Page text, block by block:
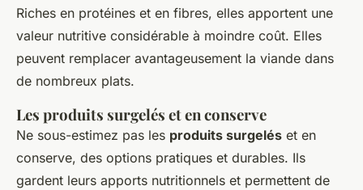
Riches en protéines et en fibres, elles apportent une
valeur nutritive considérable à moindre coût. Elles
peuvent remplacer avantageusement la viande dans
de nombreux plats.
Les produits surgelés et en conserve
Ne sous-estimez pas les produits surgelés et en
conserve, des options pratiques et durables. Ils
gardent leurs apports nutritionnels et permettent de